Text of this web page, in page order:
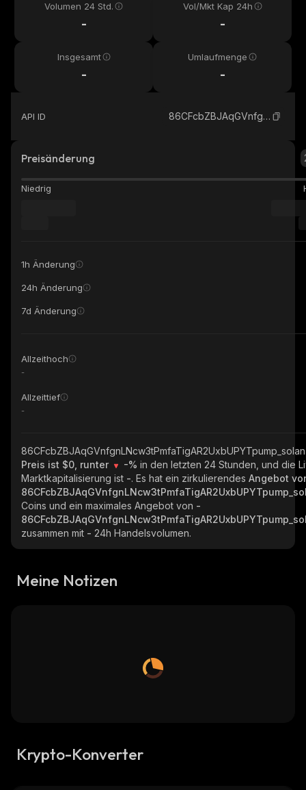
Volumen 24 Std.
-
Vol/Mkt Kap 24h
-
Insgesamt
-
Umlaufmenge
-
API ID 86CFcbZBJAqGVnfgnLNcw3tPmfaTigAR2UxbUPYTpump_solana
Preisänderung
Niedrig
1h Änderung
24h Änderung
7d Änderung
Allzeithoch
-
Allzeittief
-
Preis ist $0, runter
-% in den letzten 24 Stunden, und die
Marktkapitalisierung ist -. Es hat ein zirkulierendes Angebot
Coins und ein maximales Angebot von -
zusammen mit - 24h Handelsvolumen.
Meine Notizen
Krypto-Konverter